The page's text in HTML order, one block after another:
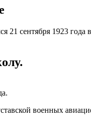
21 сентября 1923 года
военных